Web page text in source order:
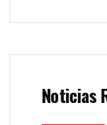
Noticias